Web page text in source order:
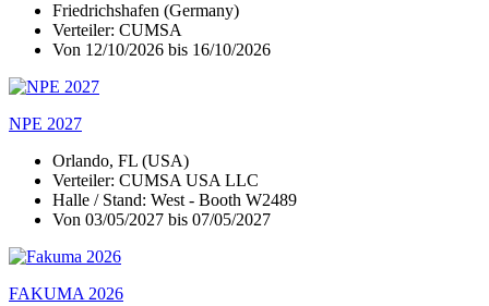
Friedrichshafen (Germany)
Verteiler: CUMSA
Von 12/10/2026 bis 16/10/2026
NPE 2027
Orlando, FL (USA)
Verteiler: CUMSA USA LLC
Halle / Stand: West - Booth W2489
Von 03/05/2027 bis 07/05/2027
FAKUMA 2026